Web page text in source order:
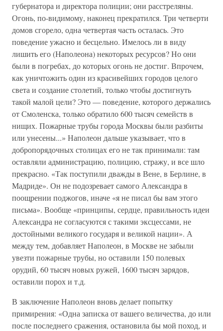
губернатора и директора полиции; они расстреляны.
Огонь, по-видимому, наконец прекратился. Три четверти
домов сгорело, одна четвертая часть осталась. Это
поведение ужасно и бесцельно. Имелось ли в виду
лишить его (Наполеона) некоторых ресурсов? Но они
были в погребах, до которых огонь не достиг. Впрочем,
как уничтожить один из красивейших городов целого
света и создание столетий, только чтобы достигнуть
такой малой цели? Это — поведение, которого держались
от Смоленска, только обратило 600 тысяч семейств в
нищих. Пожарные трубы города Москвы были разбиты
или унесены...» Наполеон дальше указывает, что в
добропорядочных столицах его не так принимали: там
оставляли администрацию, полицию, стражу, и все шло
прекрасно. «Так поступили дважды в Вене, в Берлине, в
Мадриде». Он не подозревает самого Александра в
поощрении поджогов, иначе «я не писал бы вам этого
письма». Вообще «принципы, сердце, правильность идеи
Александра не согласуются с такими эксцессами, не
достойными великого государя и великой нации». А
между тем, добавляет Наполеон, в Москве не забыли
увезти пожарные трубы, но оставили 150 полевых
орудий, 60 тысяч новых ружей, 1600 тысяч зарядов,
оставили порох и т.д.
В заключение Наполеон вновь делает попытку
примирения: «Одна записка от вашего величества, до или
после последнего сражения, остановила бы мой поход, и